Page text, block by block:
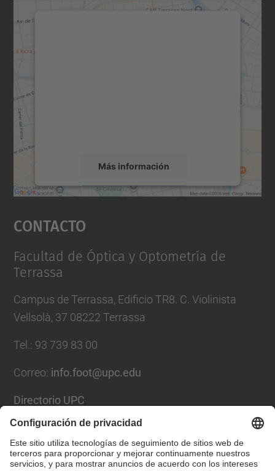
Más información
Aceptar
powered by
Contacto
Facultad de Óptica y Optometría de
Terrassa
Campus de Terrassa, Edificio TR8. C. Violinista
Vellsolà, 37 08222 Terrassa
Tel. : 93 739 83 00
Correo: info.foot@upc.edu
Directorio UPC
Formulario de contacto